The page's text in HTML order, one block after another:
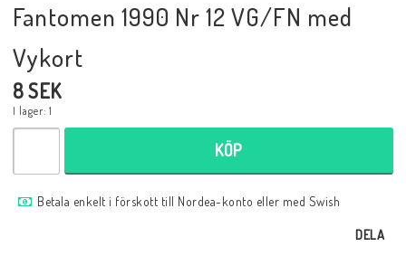
Samlartillbehör
Serier Sverige
Fantomen 1990 Nr 12 VG/FN med
Vykort
8 SEK
I lager: 1
KÖP
Betala enkelt i förskott till Nordea-konto eller med Swish
DELA